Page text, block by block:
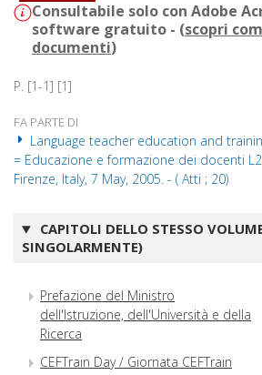
Consultabile solo con Adobe
software gratuito - (scopri
documenti)
P. [1-1] [1]
FA PARTE DI
Language teacher education and
= Educazione e formazione dei docenti
Firenze, Italy, 7 May, 2005. - ( Atti ; 20)
CAPITOLI DELLO STESSO
SINGOLARMENTE)
Prefazione del Ministro
dell'Istruzione, dell'Università e della
Ricerca
CEFTrain Day / Giornata CEFTrain